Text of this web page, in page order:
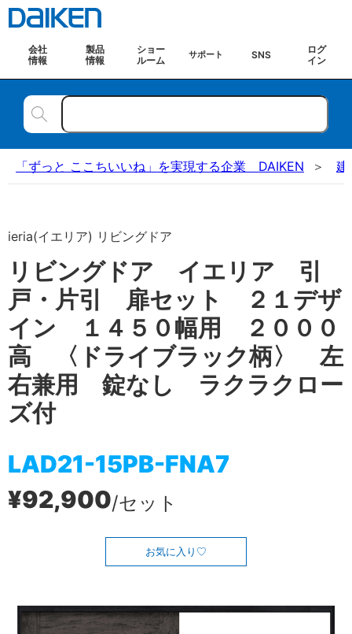
会社
情報
製品
情報
ショー
ルーム
サポート SNS
ログ
イン
「ずっと ここちいいね」を実現する企業 DAIKEN 建
ieria(イエリア) リビングドア
リビングドア イエリア 引
戸・片引 扉セット ２１デザ
イン １４５０幅用 ２０００
高 〈ドライブラック柄〉 左
右兼用 錠なし ラクラクロー
ズ付
LAD21-15PB-FNA7
¥92,900/セット
お気に入り